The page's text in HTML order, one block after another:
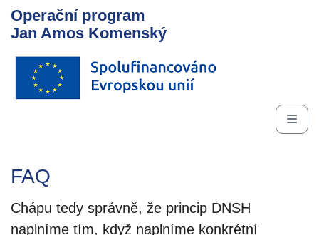
Operační program
Jan Amos Komenský
FAQ
Chápu tedy správně, že princip DNSH
naplníme tím, když naplníme konkrétní